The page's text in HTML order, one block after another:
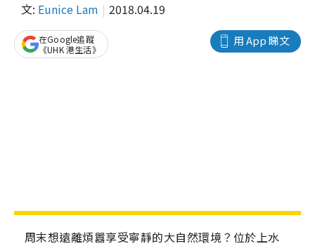
文: Eunice Lam 2018.04.19
用 App 睇文
在Google追蹤
《UHK 港生活》
周末想遠離煩囂享受寧靜的大自然環境？位於上水